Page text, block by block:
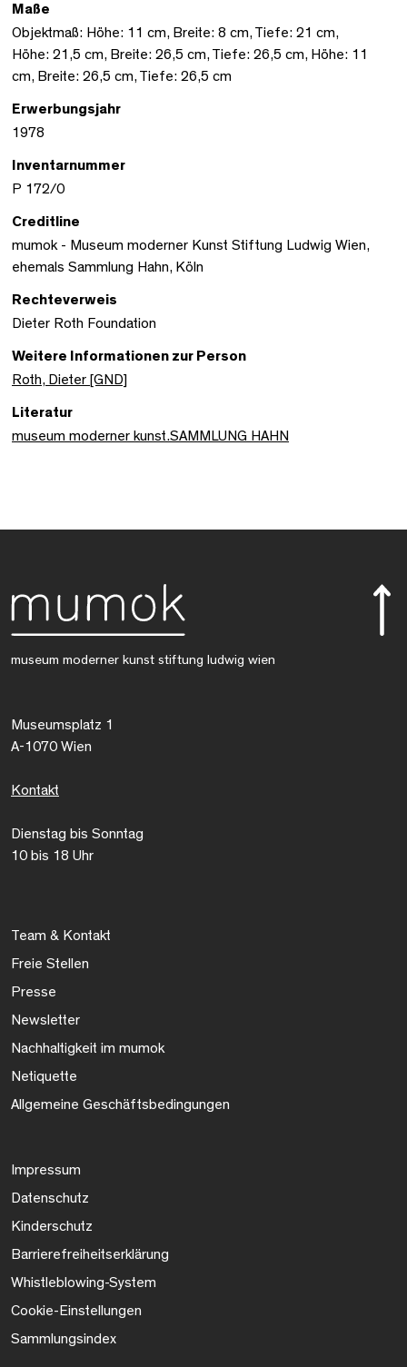
Maße
Objektmaß: Höhe: 11 cm, Breite: 8 cm, Tiefe: 21 cm,
Höhe: 21,5 cm, Breite: 26,5 cm, Tiefe: 26,5 cm, Höhe: 11
cm, Breite: 26,5 cm, Tiefe: 26,5 cm
Erwerbungsjahr
1978
Inventarnummer
P 172/0
Creditline
mumok - Museum moderner Kunst Stiftung Ludwig Wien,
ehemals Sammlung Hahn, Köln
Rechteverweis
Dieter Roth Foundation
Weitere Informationen zur Person
Roth, Dieter [GND]
Literatur
museum moderner kunst.SAMMLUNG HAHN
museum moderner kunst stiftung ludwig wien
Museumsplatz 1
A-1070 Wien
Kontakt
Dienstag bis Sonntag
10 bis 18 Uhr
Team & Kontakt
Freie Stellen
Presse
Newsletter
Nachhaltigkeit im mumok
Netiquette
Allgemeine Geschäftsbedingungen
Impressum
Datenschutz
Kinderschutz
Barrierefreiheitserklärung
Whistleblowing-System
Cookie-Einstellungen
Sammlungsindex